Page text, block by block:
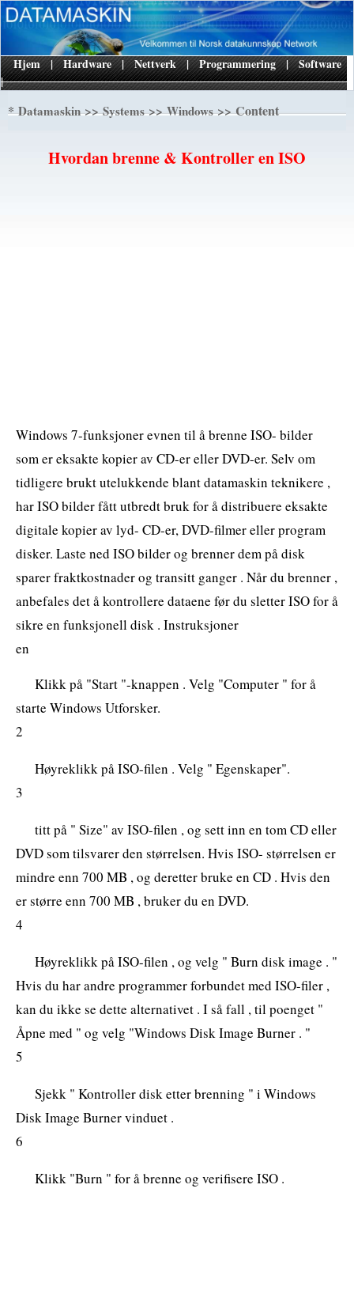
|
Hjem | Hardware | Nettverk | Programmering | Software
*Datamaskin>>Systems>>Windows>> Content
Hvordan brenne & Kontroller en ISO
Windows 7-funksjoner evnen til å brenne ISO- bilder
som er eksakte kopier av CD-er eller DVD-er. Selv om
tidligere brukt utelukkende blant datamaskin teknikere ,
har ISO bilder fått utbredt bruk for å distribuere eksakte
digitale kopier av lyd- CD-er, DVD-filmer eller program
disker. Laste ned ISO bilder og brenner dem på disk
sparer fraktkostnader og transitt ganger . Når du brenner ,
anbefales det å kontrollere dataene før du sletter ISO for å
sikre en funksjonell disk . Instruksjoner
en
Klikk på "Start "-knappen . Velg "Computer " for å
starte Windows Utforsker.
2
Høyreklikk på ISO-filen . Velg " Egenskaper".
3
titt på " Size" av ISO-filen , og sett inn en tom CD eller
DVD som tilsvarer den størrelsen. Hvis ISO- størrelsen er
mindre enn 700 MB , og deretter bruke en CD . Hvis den
er større enn 700 MB , bruker du en DVD.
4
Høyreklikk på ISO-filen , og velg " Burn disk image . "
Hvis du har andre programmer forbundet med ISO-filer ,
kan du ikke se dette alternativet . I så fall , til poenget "
Åpne med " og velg "Windows Disk Image Burner . "
5
Sjekk " Kontroller disk etter brenning " i Windows
Disk Image Burner vinduet .
6
Klikk "Burn " for å brenne og verifisere ISO .